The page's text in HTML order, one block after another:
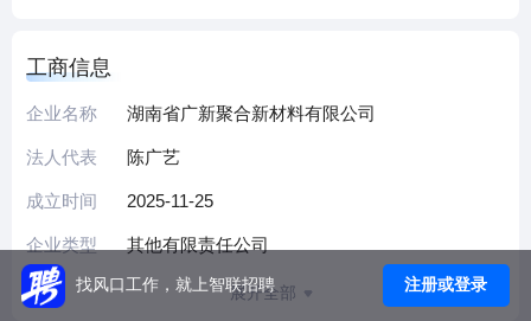
工商信息
企业名称 湖南省广新聚合新材料有限公司
法人代表 陈广艺
成立时间 2025-11-25
企业类型 其他有限责任公司
展开全部
找风口工作，就上智联招聘 注册或登录